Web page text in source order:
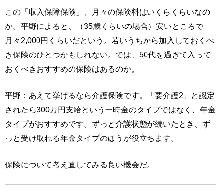
この「収入保障保険」、月々の保険料はいくらくらいなの
か。平野によると、（35歳くらいの場合）安いところで
月々2,000円くらいだという。若いうちから加入しておくべ
き保険のひとつかもしれない。では、50代を過ぎて入って
おくべきおすすめの保険はあるのか。
平野：あえて挙げるなら介護保険です。「要介護2」と認定
されたら300万円支給という一時金のタイプではなく、年金
タイプがおすすめです。ずっと介護状態が続いたとき、ず
っと受け取れる年金タイプのほうが役立ちます。
保険について考え直してみる良い機会だ。